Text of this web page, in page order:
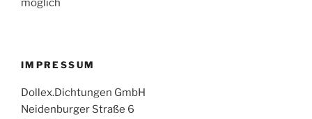
möglich
IMPRESSUM
Dollex.Dichtungen GmbH
Neidenburger Straße 6